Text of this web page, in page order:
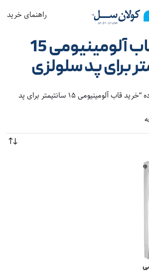
راهنمای خرید
خرید قاب آلومینیومی 15
برای پد سلولزی
محصولات برچسب خورده “خرید قاب آلومینیومی 15 سانتیمتر برای پد